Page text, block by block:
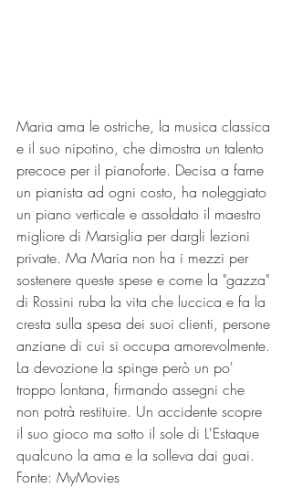
Maria ama le ostriche, la musica classica
e il suo nipotino, che dimostra un talento
precoce per il pianoforte. Decisa a farne
un pianista ad ogni costo, ha noleggiato
un piano verticale e assoldato il maestro
migliore di Marsiglia per dargli lezioni
private. Ma Maria non ha i mezzi per
sostenere queste spese e come la "gazza"
di Rossini ruba la vita che luccica e fa la
cresta sulla spesa dei suoi clienti, persone
anziane di cui si occupa amorevolmente.
La devozione la spinge però un po'
troppo lontana, firmando assegni che
non potrà restituire. Un accidente scopre
il suo gioco ma sotto il sole di L'Estaque
qualcuno la ama e la solleva dai guai.
Fonte: MyMovies